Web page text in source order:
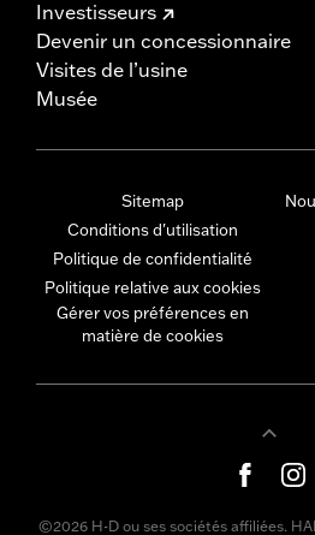
Investisseurs
Devenir un concessionnaire
Visites de l’usine
Musée
Sitemap
Conditions d'utilisation
Politique de confidentialité
Politique relative aux cookies
Gérer vos préférences en
matière de cookies
©2026 H-D ou ses sociétés affiliées.